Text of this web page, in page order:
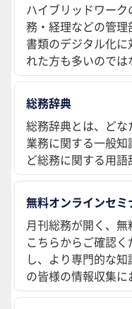
ハイブリッドワー
務・経理などの管
書類のデジタル化
れた方も多いのでは
総務辞典
総務辞典とは、ど
業務に関する一般
ど総務に関する用語
無料オンラインセミ
月刊総務が開く、
こちらからご確認
し、より専門的な
の皆様の情報収集に